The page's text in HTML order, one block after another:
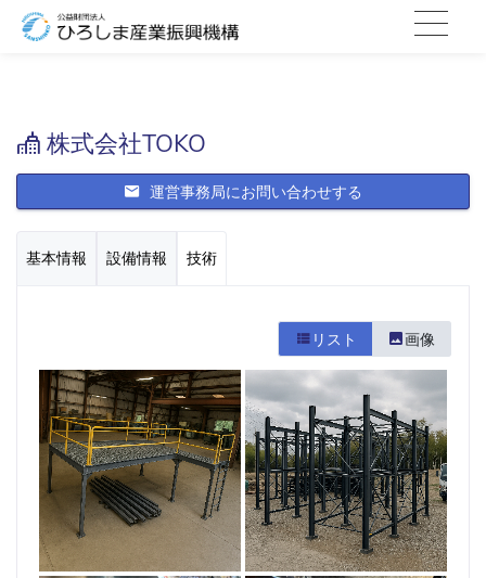
株式会社TOKO
運営事務局にお問い合わせする
基本情報 設備情報 技術
リスト 画像